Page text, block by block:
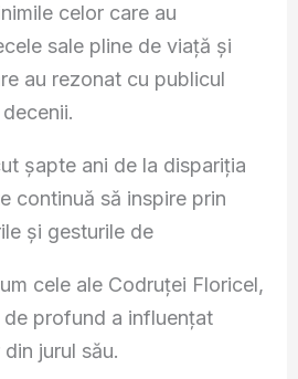
celor care au
sale pline de viață și
au rezonat cu publicul
șapte ani de la dispariția
continuă să inspire prin
și gesturile de
cele ale Codruței Floricel,
profund a influențat
jurul său.